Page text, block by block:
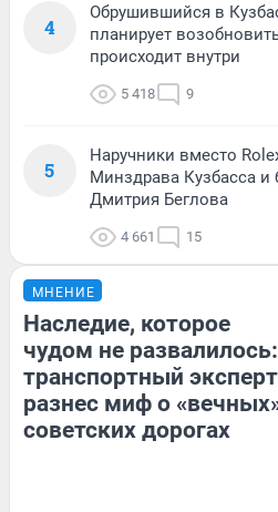
4
Обрушившийся в
планирует
происходит внутри
5 418 9
5
Наручники вместо
Минздрава Кузбасса
Дмитрия Беглова
4 661 15
МНЕНИЕ
Наследие, которое
чудом не развалилось:
транспортный эксперт
разнес миф о
советских дорогах